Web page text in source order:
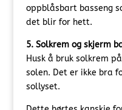
oppblåsbart basseng
det blir for hett.
5. Solkrem og skjerm
Husk å bruk solkrem
solen. Det er ikke bra
sollyset.